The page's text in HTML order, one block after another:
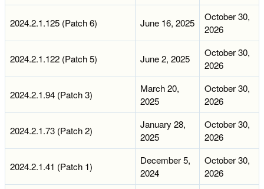
2024.2.1.125 (Patch 6) June 16, 2025
October 30,
2026
2024.2.1.122 (Patch 5) June 2, 2025
October 30,
2026
2024.2.1.94 (Patch 3)
March 20,
2025
October 30,
2026
2024.2.1.73 (Patch 2)
January 28,
2025
October 30,
2026
2024.2.1.41 (Patch 1)
December 5,
2024
October 30,
2026